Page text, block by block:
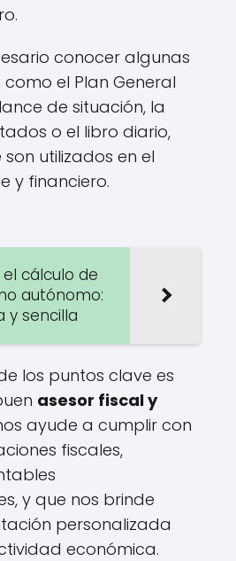
conocer algunas
como el Plan General
de situación, la
o el libro diario,
utilizados en el
y financiero.
cálculo de
autónomo:
y sencilla
los puntos clave es
asesor fiscal y
ayude a cumplir con
fiscales,
y que nos brinde
personalizada
económica.